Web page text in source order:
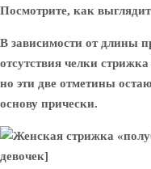
Посмотрите, как
В зависимости от длины
отсутствия челки
но эти две отметины
основу прически.